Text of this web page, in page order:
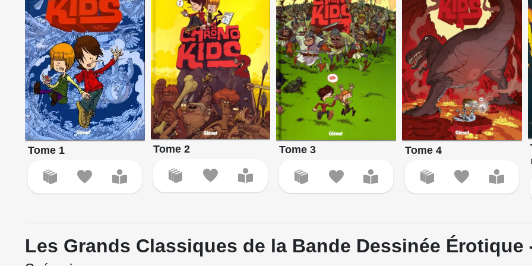
Tome 1 Tome 2 Tome 3 Tome 4
Les Grands Classiques de la Bande Dessinée